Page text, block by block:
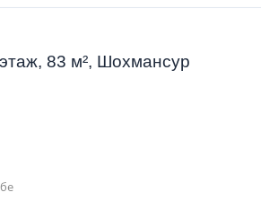
83 м², Шохмансур